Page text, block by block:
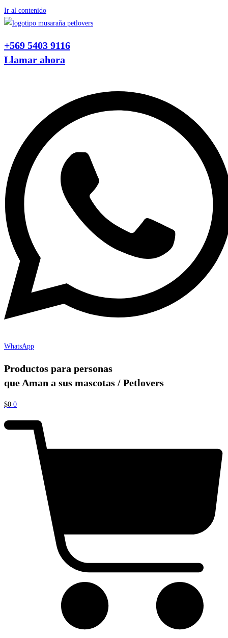
Ir al contenido
+569 5403 9116
Llamar ahora
WhatsApp
Productos para personas
que Aman a sus mascotas / Petlovers
$0 0